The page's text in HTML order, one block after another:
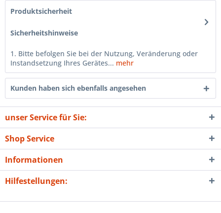
Produktsicherheit
Sicherheitshinweise
1. Bitte befolgen Sie bei der Nutzung, Veränderung oder
Instandsetzung Ihres Gerätes... mehr
Kunden haben sich ebenfalls angesehen
unser Service für Sie:
Shop Service
Informationen
Hilfestellungen: